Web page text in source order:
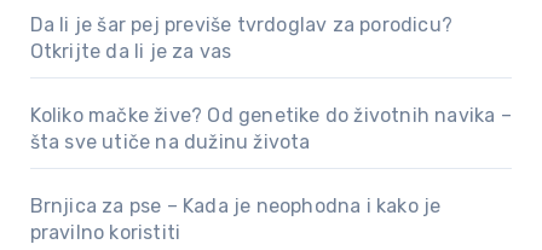
Da li je šar pej previše tvrdoglav za porodicu?
Otkrijte da li je za vas
Koliko mačke žive? Od genetike do životnih navika –
šta sve utiče na dužinu života
Brnjica za pse – Kada je neophodna i kako je
pravilno koristiti